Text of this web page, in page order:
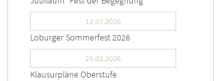
12.07.2026
Loburger Sommerfest 2026
25.02.2026
Klausurpläne Oberstufe